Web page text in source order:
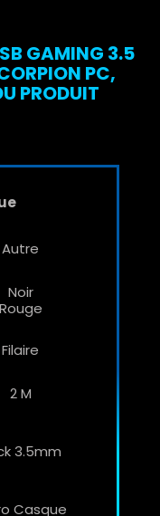
GAMING 3.5
PC,
PRODUIT
Autre
Noir
Rouge
Filaire
2 M
3.5mm
Casque